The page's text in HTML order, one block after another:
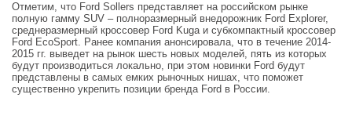
Отметим, что Ford Sollers представляет на российском рынке
полную гамму SUV – полноразмерный внедорожник Ford Explorer,
среднеразмерный кроссовер Ford Kuga и субкомпактный кроссовер
Ford EcoSport. Ранее компания анонсировала, что в течение 2014-
2015 гг. выведет на рынок шесть новых моделей, пять из которых
будут производиться локально, при этом новинки Ford будут
представлены в самых емких рыночных нишах, что поможет
существенно укрепить позиции бренда Ford в России.